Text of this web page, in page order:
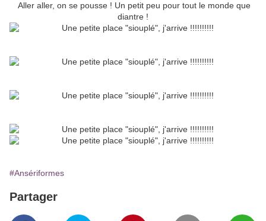
Aller aller, on se pousse ! Un petit peu pour tout le monde que
diantre !
#Ansériformes
Partager